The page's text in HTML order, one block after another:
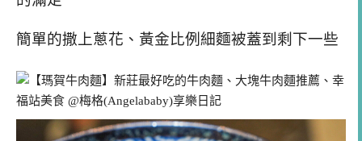
簡單的撒上蔥花、黃金比例細麵被蓋到剩下一些